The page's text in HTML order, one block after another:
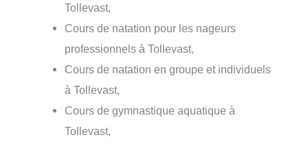
Tollevast,
Cours de natation pour les nageurs
professionnels à Tollevast,
Cours de natation en groupe et individuels
à Tollevast,
Cours de gymnastique aquatique à
Tollevast,